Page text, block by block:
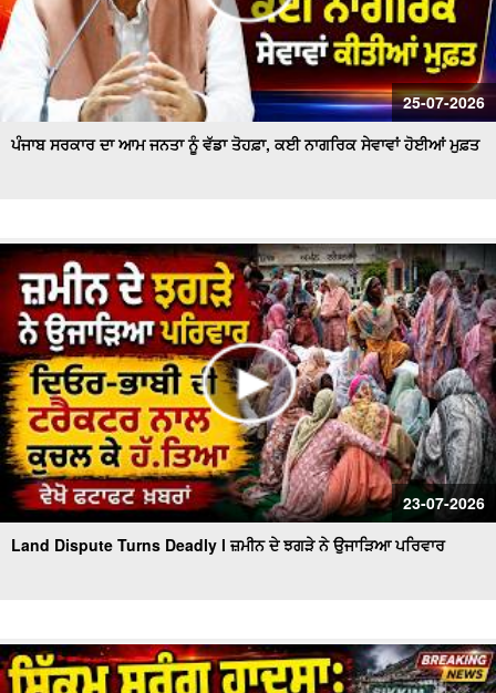
25-07-2026
ਪੰਜਾਬ ਸਰਕਾਰ ਦਾ ਆਮ ਜਨਤਾ ਨੂੰ ਵੱਡਾ ਤੋਹਫ਼ਾ, ਕਈ ਨਾਗਰਿਕ ਸੇਵਾਵਾਂ ਹੋਈਆਂ ਮੁਫ਼ਤ
23-07-2026
Land Dispute Turns Deadly l ਜ਼ਮੀਨ ਦੇ ਝਗੜੇ ਨੇ ਉਜਾੜਿਆ ਪਰਿਵਾਰ